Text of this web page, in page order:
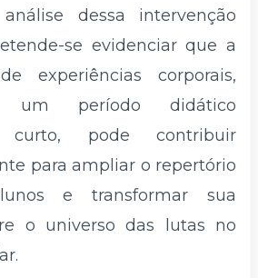
dessa intervenção
se evidenciar que a
experiências corporais,
um período didático
curto, pode contribuir
para ampliar o repertório
e transformar sua
o universo das lutas no